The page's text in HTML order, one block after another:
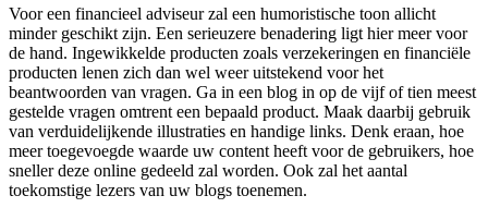
Voor een financieel adviseur zal een humoristische toon allicht
minder geschikt zijn. Een serieuzere benadering ligt hier meer voor
de hand. Ingewikkelde producten zoals verzekeringen en financiële
producten lenen zich dan wel weer uitstekend voor het
beantwoorden van vragen. Ga in een blog in op de vijf of tien meest
gestelde vragen omtrent een bepaald product. Maak daarbij gebruik
van verduidelijkende illustraties en handige links. Denk eraan, hoe
meer toegevoegde waarde uw content heeft voor de gebruikers, hoe
sneller deze online gedeeld zal worden. Ook zal het aantal
toekomstige lezers van uw blogs toenemen.